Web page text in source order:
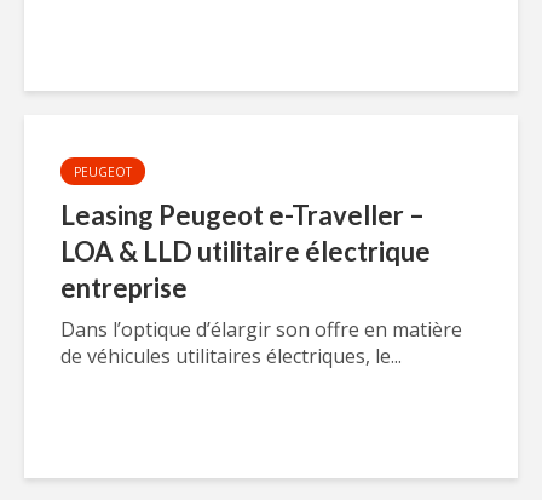
PEUGEOT
Leasing Peugeot e-Traveller –
LOA & LLD utilitaire électrique
entreprise
Dans l’optique d’élargir son offre en matière
de véhicules utilitaires électriques, le...